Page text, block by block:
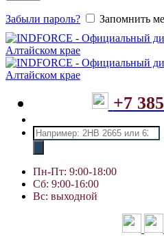
Забыли пароль? Запомнить
+7
Поиск
товаров
Пн-Пт: 9:00-18:00
Сб: 9:00-16:00
Вс: выходной